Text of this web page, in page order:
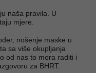
naša pravila. U
mjere.
nošenje maske u
sa više okupljanja
od nas to mora raditi i
za BHRT.